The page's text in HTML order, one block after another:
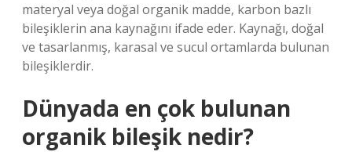
materyal veya doğal organik madde, karbon bazlı
bileşiklerin ana kaynağını ifade eder. Kaynağı, doğal
ve tasarlanmış, karasal ve sucul ortamlarda bulunan
bileşiklerdir.
Dünyada en çok bulunan
organik bileşik nedir?